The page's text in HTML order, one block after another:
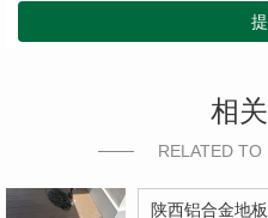
相
RELATED
陕西铝合金地